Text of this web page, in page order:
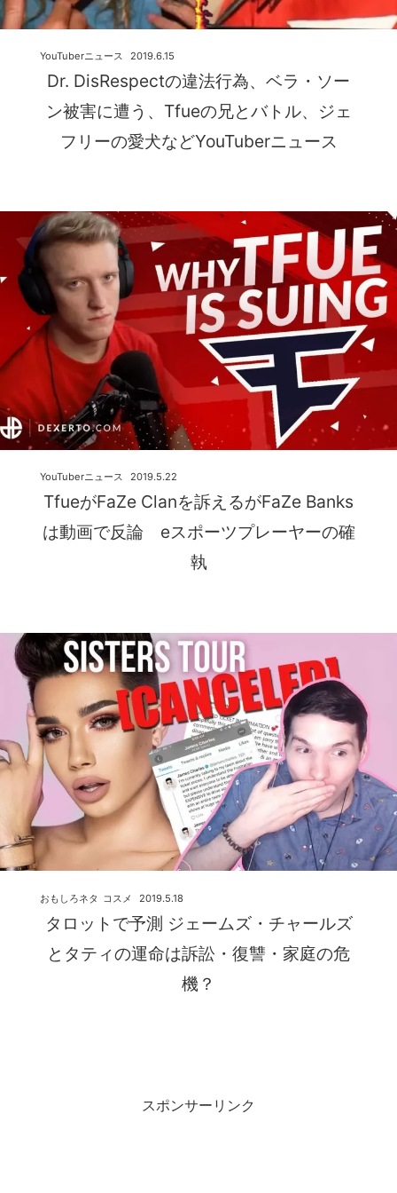
Dr. DisRespectの違法行為、ベラ・ソー
ン被害に遭う、Tfueの兄とバトル、ジェ
フリーの愛犬などYouTuberニュース
2019.6.15
YouTuberニュース
TfueがFaZe Clanを訴えるがFaZe Banks
は動画で反論 eスポーツプレーヤーの確
執
2019.5.22
YouTuberニュース
タロットで予測 ジェームズ・チャールズ
とタティの運命は訴訟・復讐・家庭の危
機？
2019.5.18
おもしろネタ コスメ
スポンサーリンク